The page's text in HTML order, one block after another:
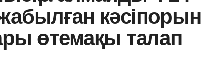
кәсіпорын
өтемақы талап